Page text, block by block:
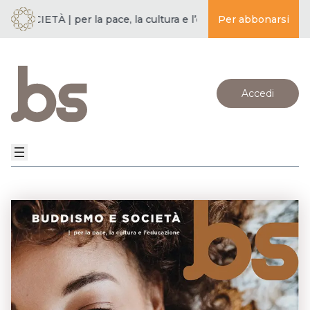
SOCIETÀ | per la pace, la cultura e l’educazione ·Per abbonarsi
Accedi